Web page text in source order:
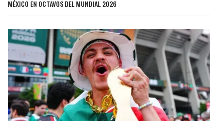
MÉXICO EN OCTAVOS DEL MUNDIAL 2026